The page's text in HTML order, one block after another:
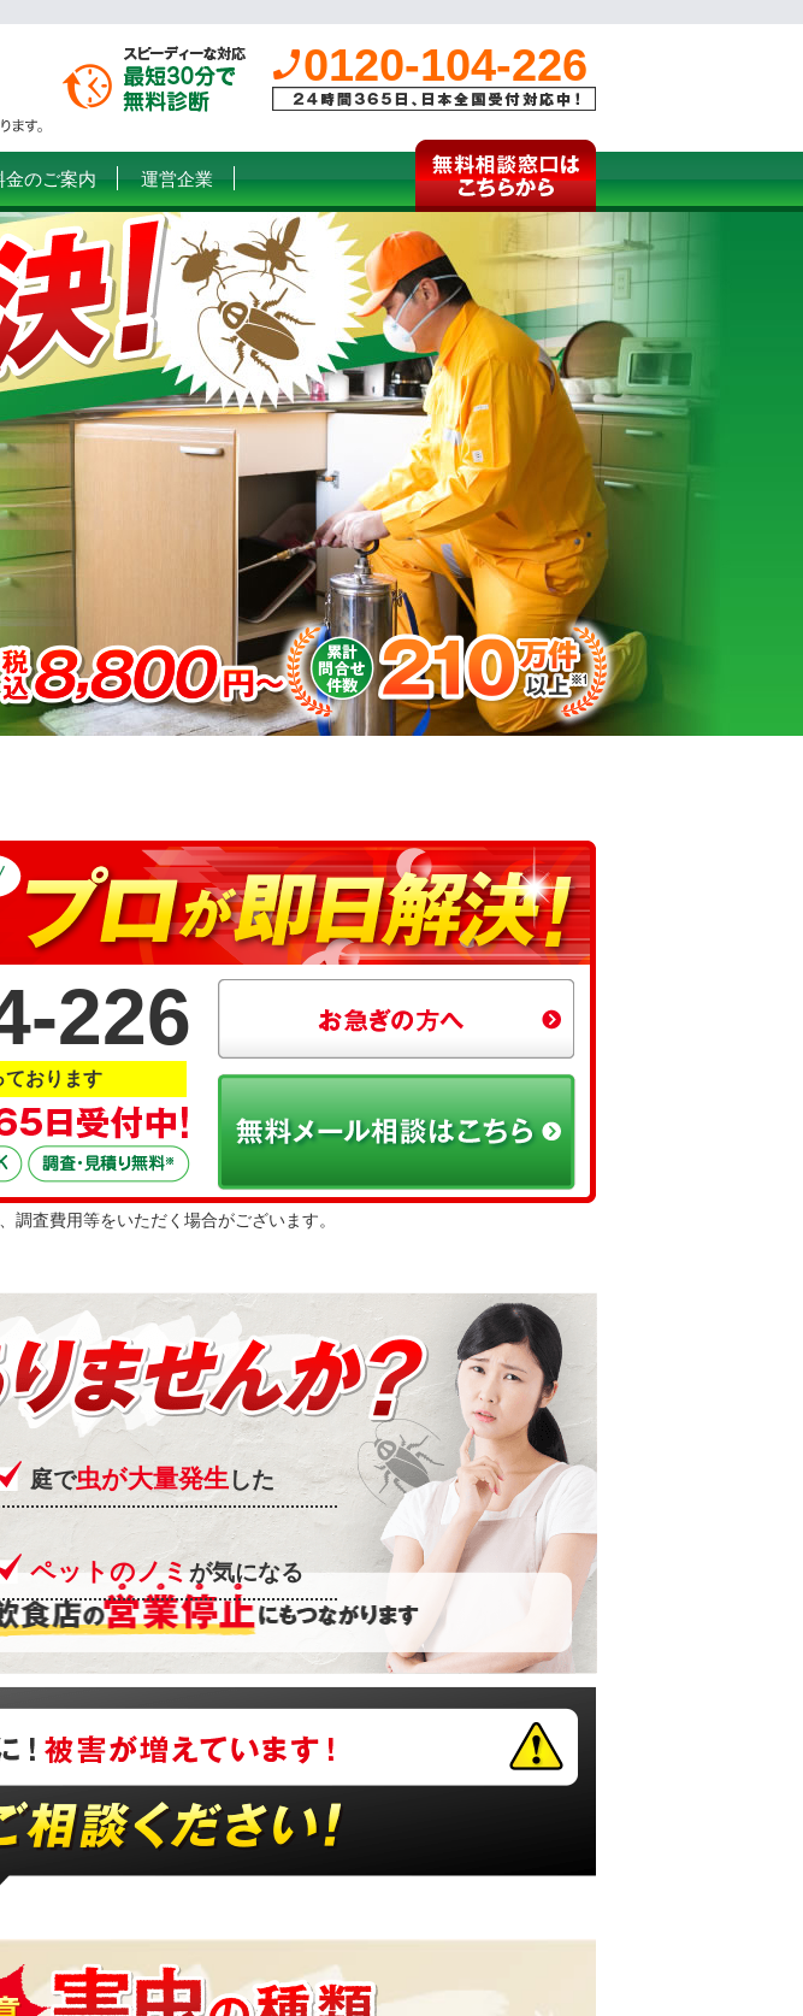
0120-104-226
金のご案内 運営企業
226
ております
査費用等をいただく場合がございます。
庭で虫が大量発生 した
ペットのノミが気になる